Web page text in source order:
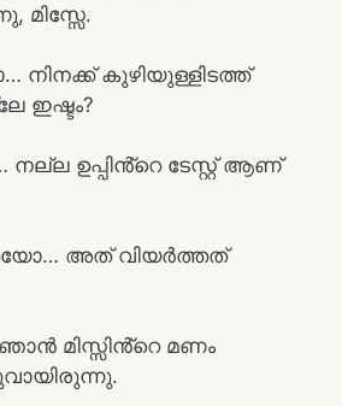
മിസ്സേ.
നിനക്ക് കുഴിയുള്ളിടത്ത്
ഇഷ്ടം?
ഉപ്പിൻ്റെ ടേസ്റ്റ് ആണ്
അത് വിയർത്തത്
മിസ്സിൻ്റെ മണം